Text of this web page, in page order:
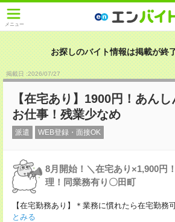
メニュー
お探しのバイト情報は掲載が終
掲載日 :2026/07/27
【在宅あり】1900円！あん
お仕事！残業少なめ
派遣 WEB登録・面接OK
8月開始！＼在宅あり×1,900円
理！同業務有り〇田町
【在宅勤務あり】＊業務に慣れたら在宅勤務
とみる